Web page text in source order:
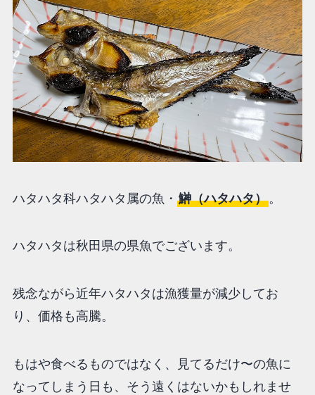
ハタハタ科ハタハタ属の魚・ 鰰（ハタハタ）。
ハタハタは秋田県の県魚でございます。
残念ながら近年ハタハタは漁獲量が減少してお
り、価格も高騰。
もはや食べるものではなく、見てるだけ〜の魚に
なってしまう日も、そう遠くはないかもしれませ